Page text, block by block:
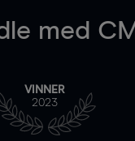
med
VINNER
2023